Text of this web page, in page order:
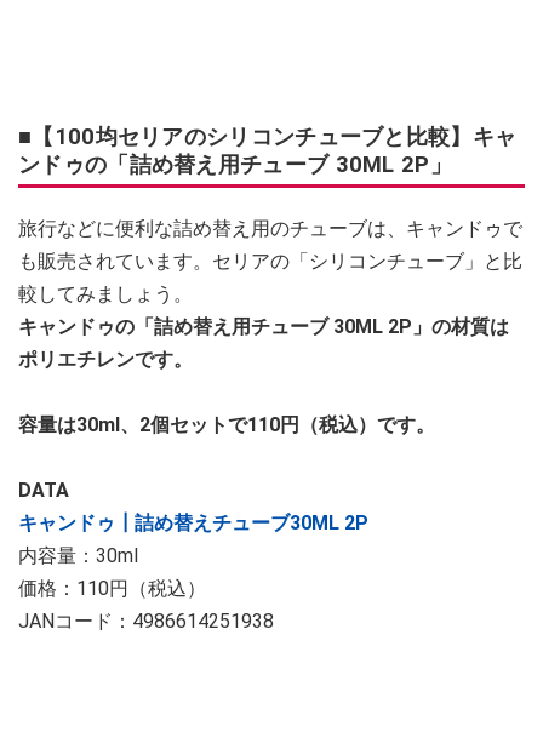
■【100均セリアのシリコンチューブと比較】キャ
ンドゥの「詰め替え用チューブ 30ML 2P」
旅行などに便利な詰め替え用のチューブは、キャンドゥで
も販売されています。セリアの「シリコンチューブ」と比
較してみましょう。
キャンドゥの「詰め替え用チューブ 30ML 2P」の材質は
ポリエチレンです。
容量は30ml、2個セットで110円（税込）です。
DATA
キャンドゥ┃詰め替えチューブ30ML 2P
内容量：30ml
価格：110円（税込）
JANコード：4986614251938